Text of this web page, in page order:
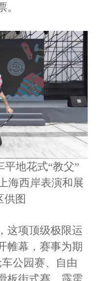
地花式“教父”
海西岸表演和展
供图
这项顶级极限运
帷幕，赛事为期
公园赛、自由